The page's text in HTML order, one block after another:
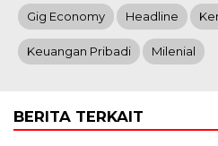
Gig Economy Headline
Keuangan Pribadi Milenial
BERITA TERKAIT